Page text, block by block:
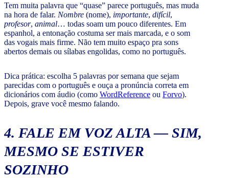
Tem muita palavra que “quase” parece português, mas muda
na hora de falar. Nombre (nome), importante, difícil,
profesor, animal… todas soam um pouco diferentes. Em
espanhol, a entonação costuma ser mais marcada, e o som
das vogais mais firme. Não tem muito espaço pra sons
abertos demais ou sílabas engolidas, como no português.
Dica prática: escolha 5 palavras por semana que sejam
parecidas com o português e ouça a pronúncia correta em
dicionários com áudio (como WordReference ou Forvo).
Depois, grave você mesmo falando.
4. FALE EM VOZ ALTA — SIM,
MESMO SE ESTIVER
SOZINHO